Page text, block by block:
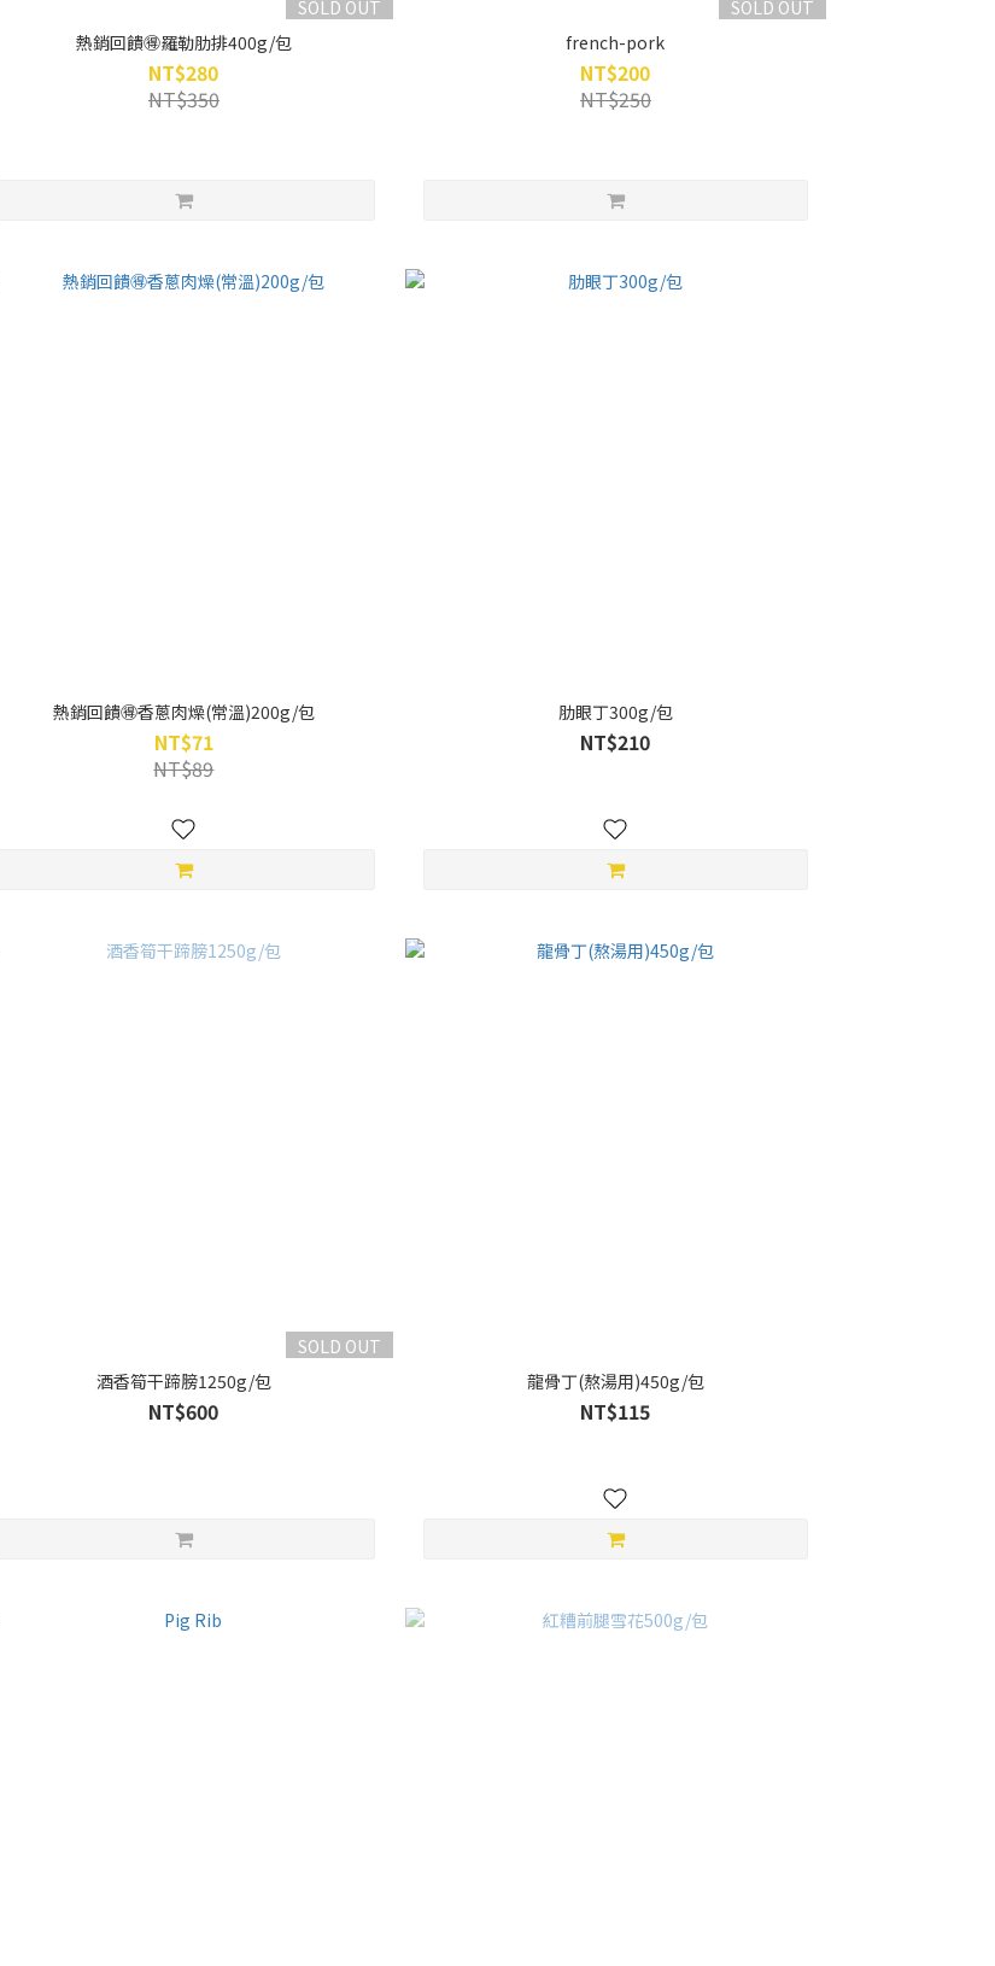
SOLD OUT
熱銷回饋🉐羅勒肋排400g/包
NT$280
NT$350
SOLD OUT
french-pork
NT$200
NT$250
熱銷回饋🉐香蔥肉燥(常溫)200g/包
NT$71
NT$89
肋眼丁300g/包
NT$210
SOLD OUT
酒香筍干蹄膀1250g/包
NT$600
龍骨丁(熬湯用)450g/包
NT$115